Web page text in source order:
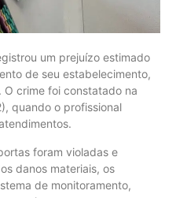
um prejuízo estimado
de seu estabelecimento,
crime foi constatado na
quando o profissional
foram violadas e
danos materiais, os
de monitoramento,